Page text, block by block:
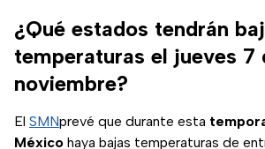
¿Qué estados tendrán
temperaturas el jueves 7
noviembre?
El SMNprevé que durante esta
México haya bajas temperaturas de